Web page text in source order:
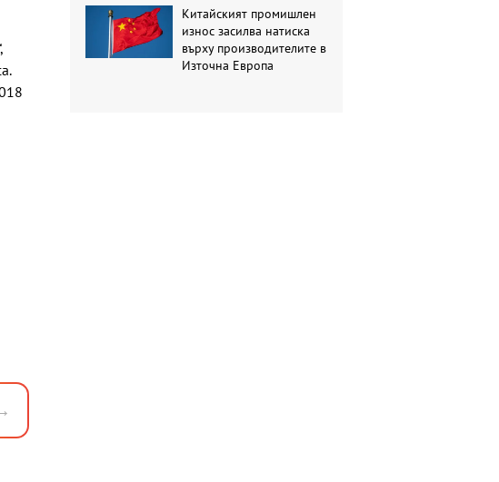
Китайският промишлен
износ засилва натиска
върху производителите в
Източна Европа